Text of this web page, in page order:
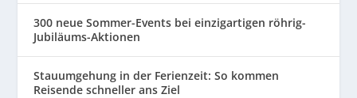
300 neue Sommer-Events bei einzigartigen röhrig-
Jubiläums-Aktionen
Stauumgehung in der Ferienzeit: So kommen
Reisende schneller ans Ziel